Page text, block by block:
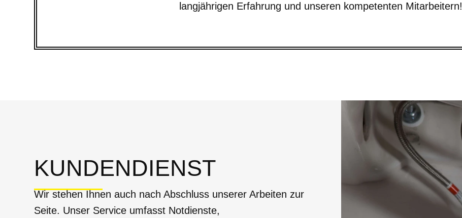
langjährigen Erfahrung und unseren kompetenten Mitarbeitern!
KUNDENDIENST
Wir stehen Ihnen auch nach Abschluss unserer Arbeiten zur
Seite. Unser Service umfasst Notdienste,